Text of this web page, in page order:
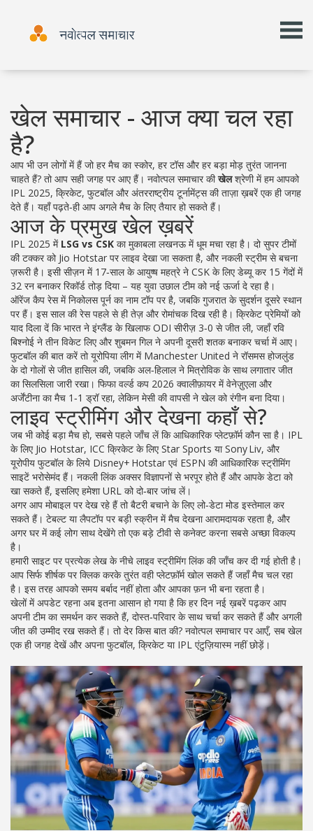
खेल समाचार - आज क्या चल रहा
है?
आप भी उन लोगों में हैं जो हर मैच का स्कोर, हर टॉस और हर बड़ा मोड़ तुरंत जानना
चाहते हैं? तो आप सही जगह पर आए हैं। नवोत्पल समाचार कीखेलश्रेणी में हम आपको
IPL 2025, क्रिकेट, फुटबॉल और अंतरराष्ट्रीय टूर्नामेंट्स की ताज़ा ख़बरें एक ही जगह
देते हैं। यहाँ पढ़ते‑ही आप अगले मैच के लिए तैयार हो सकते हैं।
आज के प्रमुख खेल ख़बरें
IPL 2025 में LSG vs CSK का मुकाबला लखनऊ में धूम मचा रहा है। दो सुपर टीमों
की टक्कर को Jio Hotstar पर लाइव देखा जा सकता है, और नकली स्ट्रीम से बचना
ज़रूरी है। इसी सीज़न में 17‑साल के आयुष्‍ष महत्रे ने CSK के लिए डेब्यू कर 15 गेंदों में
32 रन बनाकर रिकॉर्ड तोड़ दिया – यह युवा उछाल टीम को नई ऊर्जा दे रहा है।
ऑरेंज कैप रेस में निकोलस पूर्न का नाम टॉप पर है, जबकि गुजरात के सुदर्शन दूसरे स्थान
पर हैं। इस साल की रेस पहले से ही तेज़ और रोमांचक दिख रही है। क्रिकेट प्रेमियों को
याद दिला दें कि भारत ने इंग्लैंड के खिलाफ ODI सीरीज़ 3‑0 से जीत ली, जहाँ रवि
बिश्नोई ने तीन विकेट लिए और शुबमन गिल ने अपनी दूसरी शतक बनाकर चर्चा में आए।
फुटबॉल की बात करें तो यूरोपिया लीग में Manchester United ने रॉसमस होजलुंड
के दो गोलों से जीत हासिल की, जबकि अल‑हिलाल ने मित्रोविक के साथ लगातार जीत
का सिलसिला जारी रखा। फिफा वर्ल्ड कप 2026 क्वालीफ़ायर में वेनेज़ुएला और
अर्जेंटीना का मैच 1‑1 ड्रॉ रहा, लेकिन मेसी की वापसी ने खेल को रंगीन बना दिया।
लाइव स्ट्रीमिंग और देखना कहाँ से?
जब भी कोई बड़ा मैच हो, सबसे पहले जाँच लें कि आधिकारिक प्लेटफ़ॉर्म कौन सा है। IPL
के लिए Jio Hotstar, ICC क्रिकेट के लिए Star Sports या Sony Liv, और
यूरोपीय फुटबॉल के लिये Disney+ Hotstar एवं ESPN की आधिकारिक स्ट्रीमिंग
साइटें भरोसेमंद हैं। नकली लिंक अक्सर विज्ञापनों से भरपूर होते हैं और आपके डेटा को
खा सकते हैं, इसलिए हमेशा URL को दो‑बार जांच लें।
अगर आप मोबाइल पर देख रहे हैं तो बैटरी बचाने के लिए लो‑डेटा मोड इस्तेमाल कर
सकते हैं। टेबल्ट या लैपटॉप पर बड़ी स्क्रीन में मैच देखना आरामदायक रहता है, और
अगर घर में कई लोग साथ देखेंगे तो एक बड़े टीवी से कनेक्ट करना सबसे अच्छा विकल्प
है।
हमारी साइट पर प्रत्येक लेख के नीचे लाइव स्ट्रीमिंग लिंक की जाँच कर दी गई होती है।
आप सिर्फ शीर्षक पर क्लिक करके तुरंत वही प्लेटफ़ॉर्म खोल सकते हैं जहाँ मैच चल रहा
है। इस तरह आपको समय बर्बाद नहीं होता और आपका फ़न भी बना रहता है।
खेलों में अपडेट रहना अब इतना आसान हो गया है कि हर दिन नई ख़बरें पढ़कर आप
अपनी टीम का समर्थन कर सकते हैं, दोस्त‑परिवार के साथ चर्चा कर सकते हैं और अगली
जीत की उम्मीद रख सकते हैं। तो देर किस बात की? नवोत्पल समाचार पर आएँ, सब खेल
एक ही जगह देखें और अपना फुटबॉल, क्रिकेट या IPL एंटुज़ियास्म नहीं छोड़ें।